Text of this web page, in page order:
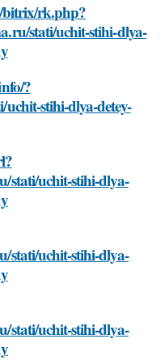
rk.php?
stati/uchit-stihi-dlya-
?
stihi-dlya-detey-
stati/uchit-stihi-dlya-
stati/uchit-stihi-dlya-
stati/uchit-stihi-dlya-